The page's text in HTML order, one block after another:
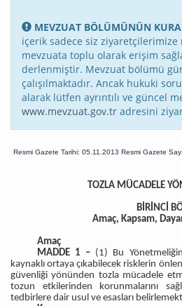
MEVZUAT BÖLÜMÜNÜN
içerik sadece siz
mevzuata toplu olarak erişim
derlenmiştir. Mevzuat bölümü
çalışılmaktadır. Ancak hukuki
alarak lütfen ayrıntılı ve güncel
www.mevzuat.gov.tr adresini
Resmi Gazete Tarihi: 05.11.2013 Resmi Gazete
TOZLA MÜCADELE
BİRİNCİ
Amaç, Kapsam,
Amaç
MADDE 1 – (1) Bu
kaynaklı ortaya çıkabilecek risklerin
güvenliği yönünden tozla mücadele
tozun etkilerinden korunmalarını
tedbirlere dair usul ve esasları